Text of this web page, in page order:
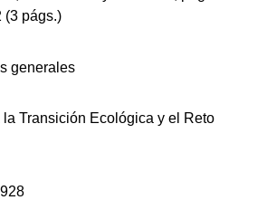
(3 págs.)
generales
la Transición Ecológica y el Reto